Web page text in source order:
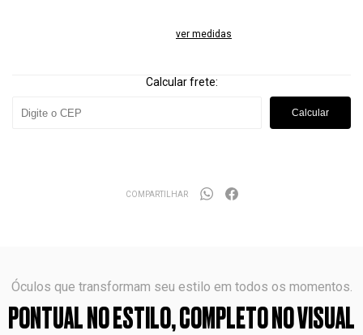
ver medidas
Calcular frete:
Calcular
COMPARTILHAR
Óculos que transformam seu estilo em todos os momentos.
PONTUAL NO ESTILO, COMPLETO NO VISUAL